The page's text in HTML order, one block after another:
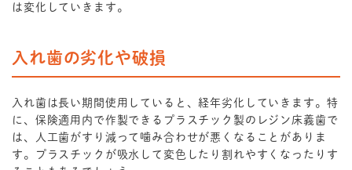
は変化していきます。
入れ歯の劣化や破損
入れ歯は長い期間使用していると、経年劣化していきます。特
に、保険適用内で作製できるプラスチック製のレジン床義歯で
は、人工歯がすり減って噛み合わせが悪くなることがありま
す。プラスチックが吸水して変色したり割れやすくなったりす